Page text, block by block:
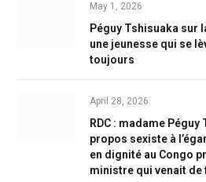
May 1, 2026
Péguy Tshisuaka sur
une jeunesse qui se
toujours
April 28, 2026
RDC : madame
propos sexiste à
en dignité au Congo
ministre qui venait de